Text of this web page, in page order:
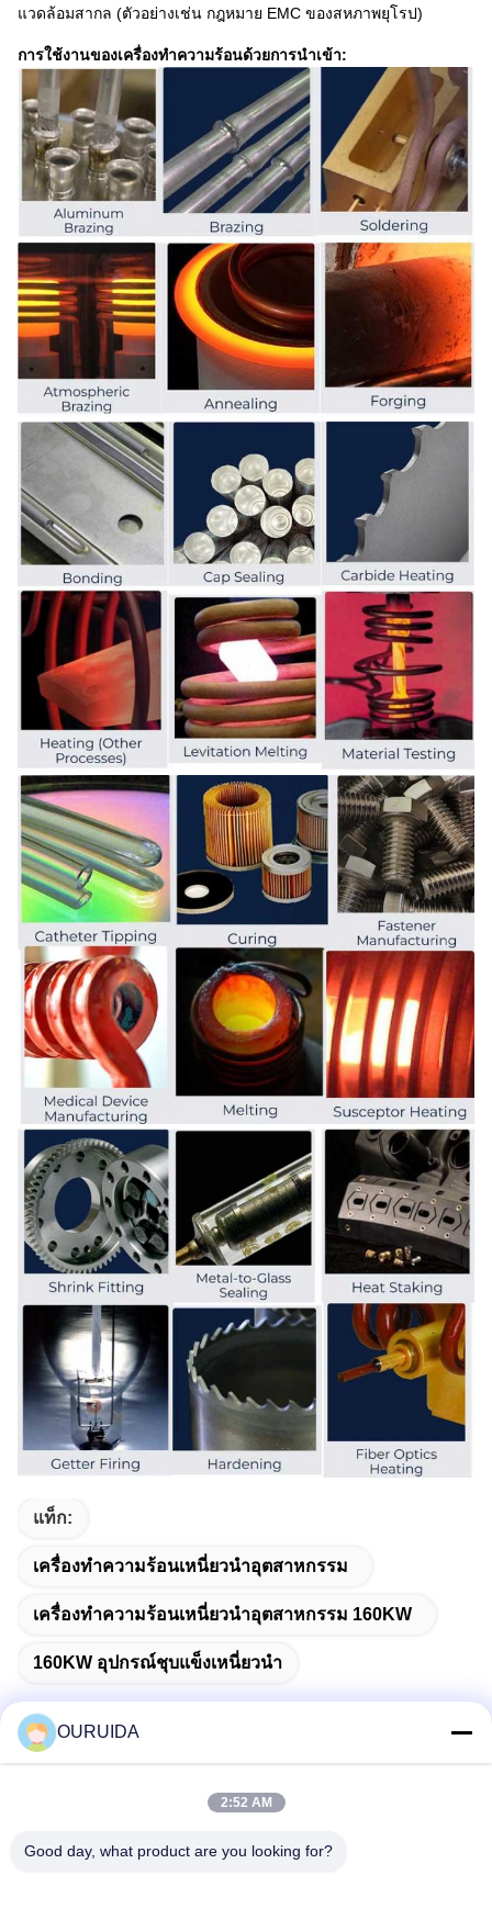
แวดล้อมสากล (ตัวอย่างเช่น กฎหมาย EMC ของสหภาพยุโรป)
การใช้งานของเครื่องทําความร้อนด้วยการนําเข้า:
แท็ก:
เครื่องทำความร้อนเหนี่ยวนำอุตสาหกรรม
เครื่องทำความร้อนเหนี่ยวนำอุตสาหกรรม 160KW
160KW อุปกรณ์ชุบแข็งเหนี่ยวนำ
ที่อยู่
OURUIDA
2:52 AM
Good day, what product are you looking for?